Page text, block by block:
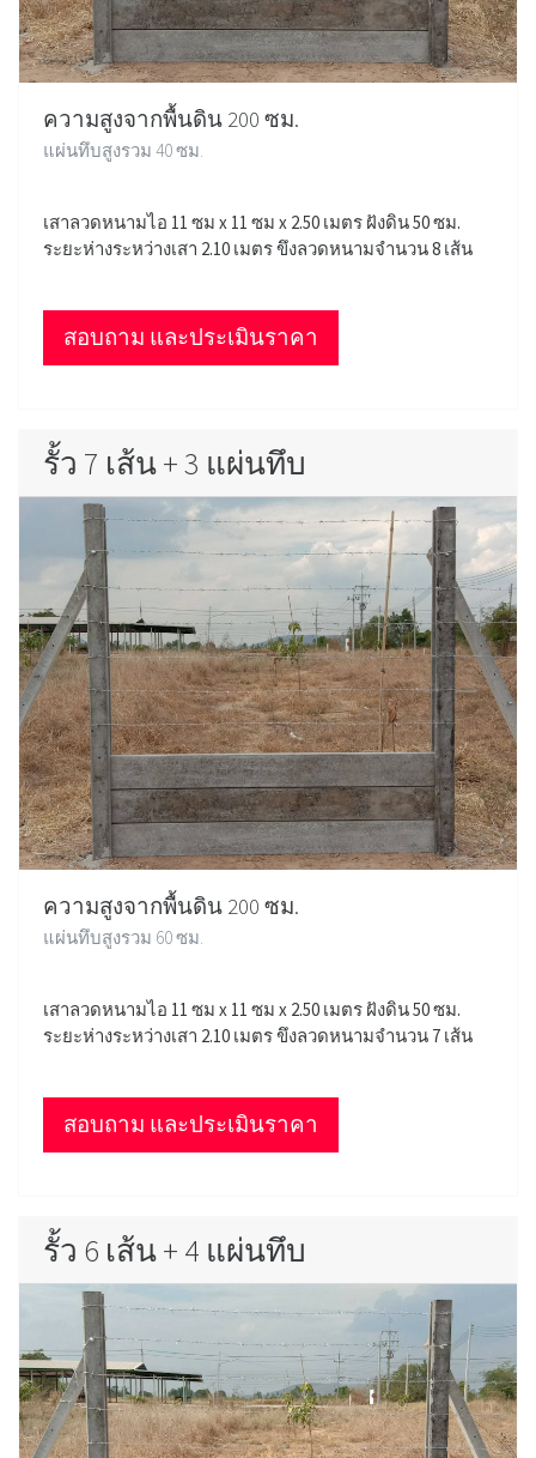
ความสูงจากพื้นดิน 200 ซม.
แผ่นทึบสูงรวม 40 ซม.
เสาลวดหนามไอ 11 ซม x 11 ซม x 2.50 เมตร ฝังดิน 50 ซม.
ระยะห่างระหว่างเสา 2.10 เมตร ขึงลวดหนามจำนวน 8 เส้น
สอบถาม และประเมินราคา
รั้ว 7 เส้น + 3 แผ่นทึบ
ความสูงจากพื้นดิน 200 ซม.
แผ่นทึบสูงรวม 60 ซม.
เสาลวดหนามไอ 11 ซม x 11 ซม x 2.50 เมตร ฝังดิน 50 ซม.
ระยะห่างระหว่างเสา 2.10 เมตร ขึงลวดหนามจำนวน 7 เส้น
สอบถาม และประเมินราคา
รั้ว 6 เส้น + 4 แผ่นทึบ